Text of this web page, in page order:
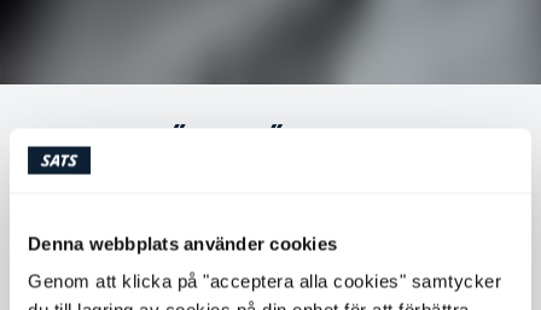
Denna webbplats använder cookies
Genom att klicka på "acceptera alla cookies" samtycker
JAG TRÄNAR FÖR EN GLADARE
Träning är bra för vår fysiska och psykiska hälsa. Det
vet vi. Att träning dessutom gör mirakel för sömnen och